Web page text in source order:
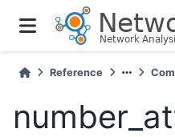
Reference